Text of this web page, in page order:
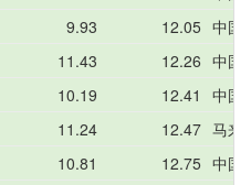
9.93 12.05 中国
11.43 12.26 中国
10.19 12.41
中国
11.24 12.47 马来
10.81 12.75 中国